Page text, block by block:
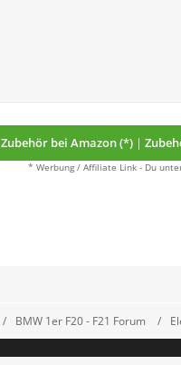
Zubehör bei Amazon (*) |
* Werbung / Affiliate Link - Du
BMW 1er F20 - F21 Forum